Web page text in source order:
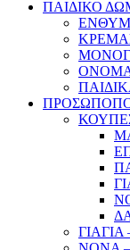
ΠΑΙΔΙΚΟ